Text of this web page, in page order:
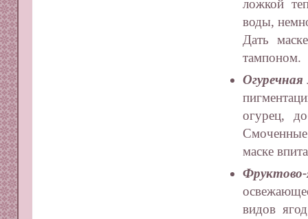
ложкой
воды,
Дать
тампоном.
Огуречная
огурец,
Смоченные
маске
видов